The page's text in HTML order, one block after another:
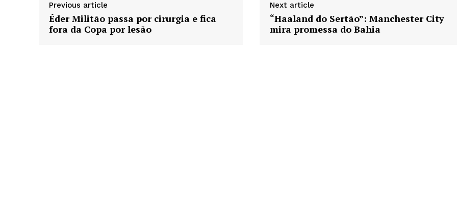
Previous article
Éder Militão passa por cirurgia e fica
fora da Copa por lesão
Next article
“Haaland do Sertão”: Manchester City
mira promessa do Bahia